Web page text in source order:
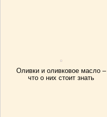
Оливки и оливковое масло –
что о них стоит знать